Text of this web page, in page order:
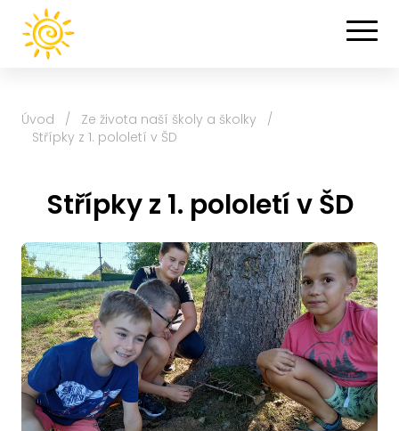
Úvod / Ze života naší školy a školky
/
Střípky z 1. pololetí v ŠD
Střípky z 1. pololetí v ŠD